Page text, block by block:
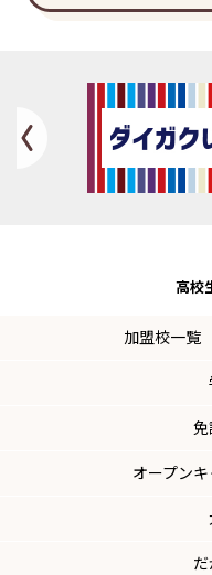
Previous
高校
加盟校一覧
オープンキ